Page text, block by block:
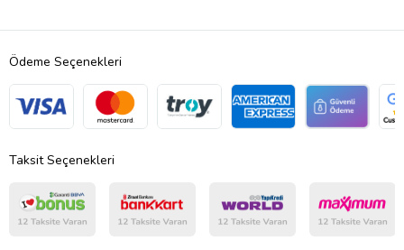
Ödeme Seçenekleri
Taksit Seçenekleri